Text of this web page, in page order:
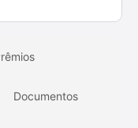
Documentos